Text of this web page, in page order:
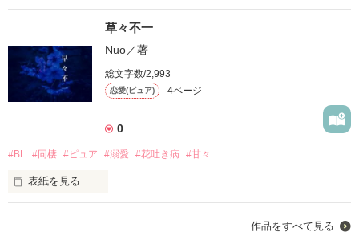
「あの星の、名前知ってる？」
作品を読む
草々不一
Nuo／著
総文字数/2,993
恋愛(ピュア) 4ページ
0
#BL #同棲 #ピュア #溺愛 #花吐き病 #甘々
表紙を見る
作品をすべて見る